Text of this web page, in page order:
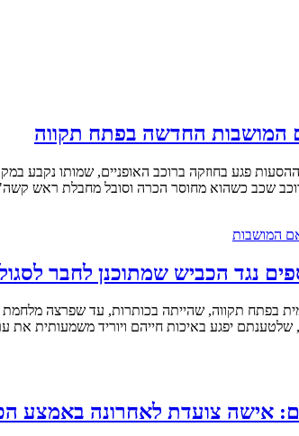
בשעות הצהריים, כשרכב ההסעות פגע בחוזקה ברוכב
שכב כשהוא מחוסר הכרה וסובל מחבלת ראש
נגד הכביש שמתוכנן לחבר
בפתח תקווה, שהייתה בכותרות, עד שפרצה
יפגע באיכות חייהם ויוריד משמעותית את ערך
צועדת לאחרונה באמצע